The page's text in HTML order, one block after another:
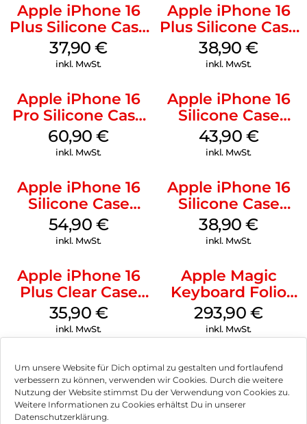
Um unsere Website für Dich optimal zu gestalten und fortlaufend
verbessern zu können, verwenden wir Cookies. Durch die weitere
Nutzung der Website stimmst Du der Verwendung von Cookies zu.
Weitere Informationen zu Cookies erhältst Du in unserer
Datenschutzerklärung.
Apple iPhone 16
Plus Silicone Case
MagSafe Lake
Green
37,90€
inkl. MwSt.
Apple iPhone 16
Plus Silicone Case
MagSafe Denim
38,90€
inkl. MwSt.
Apple iPhone 16
Pro Silicone Case
MagSafe Stone
Gray
60,90€
inkl. MwSt.
Apple iPhone 16
Silicone Case
MagSafe Plum
43,90 €
inkl. MwSt.
Apple iPhone 16
Silicone Case
MagSafe Lake
Green
54,90 €
inkl. MwSt.
Apple iPhone 16
Silicone Case
MagSafe
Ultramarine
38,90€
inkl. MwSt.
Apple iPhone 16
Plus Clear Case
MagSafe
Transparent
35,90 €
inkl. MwSt.
Apple Magic
Keyboard Folio
iPad 10.9″ (10.Gen.)
Weiß
293,90€
inkl. MwSt.
Impressum